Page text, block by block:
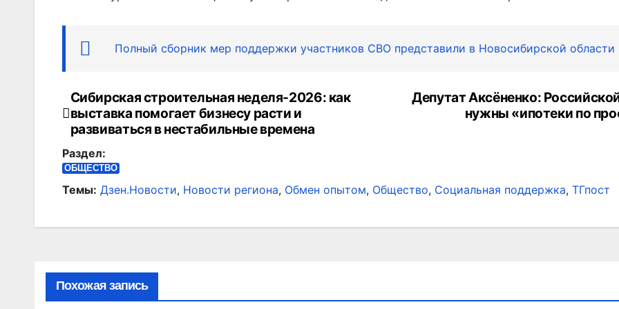
Полный сборник мер поддержки участников СВО представили в Новосибирской области
Навигация
по
записям
Депутат Аксёненко:
нужны «ипотеки по
Сибирская строительная неделя-2026: как
выставка помогает бизнесу расти и
развиваться в нестабильные времена
Раздел:
ОБЩЕСТВО
Темы: Дзен.Новости, Новости региона, Обмен опытом, Общество, Социальная поддержка, ТГпост
Похожая запись